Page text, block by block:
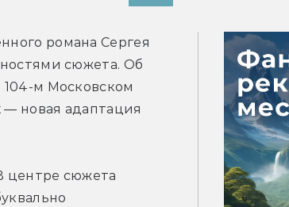
романа Сергея
сюжета. Об
104-м Московском
— новая адаптация
центре сюжета